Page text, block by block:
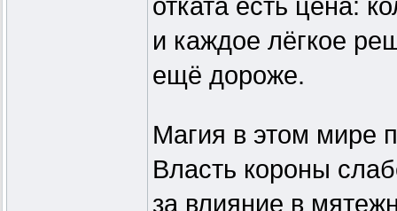
отката есть цена:
и каждое лёгкое
ещё дороже.
Магия в этом мире
Власть короны
за влияние в